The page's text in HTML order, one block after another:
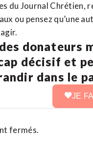
du Journal Chrétien,
ou pensez qu’une
donateurs
décisif et
dans le
JE
fermés.